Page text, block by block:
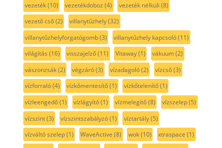
vezeték(10) vezetékdoboz (4) vezeték nélküli (8)
vezető cső(2) villanytűzhely(32)
villanytűzhelyforgatógomb(3) villanytűzhely kapcsoló(11)
világítás (16) visszajelző(11) Vitaway(1) vákuum(2)
vászonzsák(2) végzáró(3) vízadagoló(2) vízcső(3)
vízforraló(4) vízkőmentesítő(1) vízkőtelenítő(1)
vízleengedő(1) vízlágyító(1) vízmelegítő(8) vízszelep(5)
vízszint(3) vízszintszabályzó(1) víztartály(5)
vízváltó szelep(1) WaveActive (8) wok(10) xtraspace (1)